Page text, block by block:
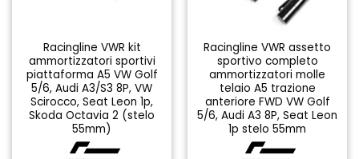
Racingline VWR kit
ammortizzatori sportivi
piattaforma A5 VW Golf
5/6, Audi A3/S3 8P, VW
Scirocco, Seat Leon 1p,
Skoda Octavia 2 (stelo
55mm)
Racingline VWR assetto
sportivo completo
ammortizzatori molle
telaio A5 trazione
anteriore FWD VW Golf
5/6, Audi A3 8P, Seat Leon
1p stelo 55mm